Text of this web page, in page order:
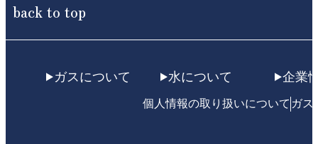
back to top
ガスについて 水について 企業
個人情報の取り扱いについて ガス